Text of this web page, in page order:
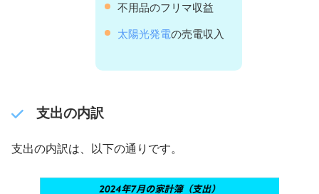
不用品のフリマ収益
太陽光発電の売電収入
支出の内訳
支出の内訳は、以下の通りです。